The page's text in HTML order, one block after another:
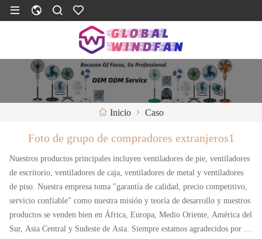
Inicio Caso
Foto de grupo de compradores extranjeros1
Nuestros productos principales incluyen ventiladores de pie, ventiladores
de escritorio, ventiladores de caja, ventiladores de metal y ventiladores
de piso. Nuestra empresa toma "garantía de calidad, precio competitivo,
servicio confiable" como nuestra misión y teoría de desarrollo y nuestros
productos se venden bien en África, Europa, Medio Oriente, América del
Sur, Asia Central y Sudeste de Asia. Siempre estamos agradecidos por el